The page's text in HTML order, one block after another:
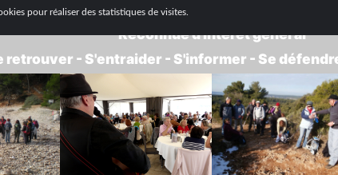
pour réaliser des statistiques de visites.
NATIONALE DE RETRAITÉS - GROUPE
Reconnue d'intérêt général
retrouver - S'entraider - S'informer - Se